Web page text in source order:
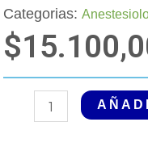
Categorias:
$
Anestesia